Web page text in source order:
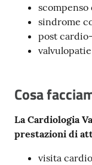
Scuole
Imprese
ed Enti
su
sindrome
post
valvulopatie
Cosa
La Cardiologia
prestazioni di
visita